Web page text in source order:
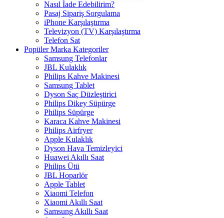
Nasıl İade Edebilirim?
Pasaj Sipariş Sorgulama
iPhone Karşılaştırma
Televizyon (TV) Karşılaştırma
Telefon Sat
Popüler Marka Kategoriler
Samsung Telefonlar
JBL Kulaklık
Philips Kahve Makinesi
Samsung Tablet
Dyson Saç Düzleştirici
Philips Dikey Süpürge
Philips Süpürge
Karaca Kahve Makinesi
Philips Airfryer
Apple Kulaklık
Dyson Hava Temizleyici
Huawei Akıllı Saat
Philips Ütü
JBL Hoparlör
Apple Tablet
Xiaomi Telefon
Xiaomi Akıllı Saat
Samsung Akıllı Saat